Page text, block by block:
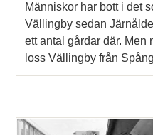
Människor har bott i det
Vällingby sedan
ett antal gårdar där. Men
loss Vällingby från